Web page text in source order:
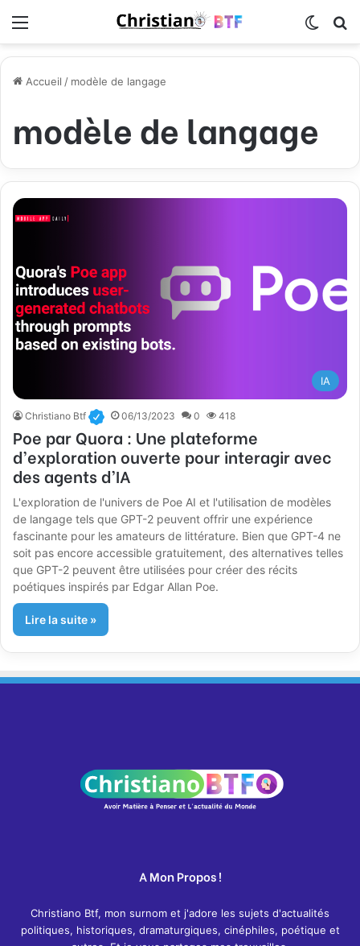
Accueil / modèle de langage
modèle de langage
IA
Christiano Btf 06/13/2023 0 418
Poe par Quora : Une plateforme
d’exploration ouverte pour interagir avec
des agents d’IA
L'exploration de l'univers de Poe AI et l'utilisation de modèles
de langage tels que GPT-2 peuvent offrir une expérience
fascinante pour les amateurs de littérature. Bien que GPT-4 ne
soit pas encore accessible gratuitement, des alternatives telles
que GPT-2 peuvent être utilisées pour créer des récits
poétiques inspirés par Edgar Allan Poe.
Lire la suite »
A Mon Propos !
Christiano Btf, mon surnom et j'adore les sujets d'actualités
politiques, historiques, dramaturgiques, cinéphiles, poétique et